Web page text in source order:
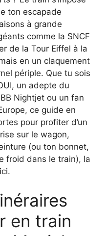
ton escapade
à grande
comme la SNCF
de la Tour Eiffel à la
en un claquement
périple. Que tu sois
un adepte du
Nightjet ou un fan
ce guide en
pour profiter d’un
sur le wagon,
(ou ton bonnet,
froid dans le train), la
en train